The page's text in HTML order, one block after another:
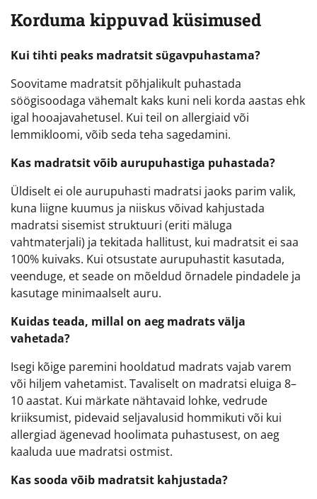
Korduma kippuvad küsimused
Kui tihti peaks madratsit sügavpuhastama?
Soovitame madratsit põhjalikult puhastada
söögisoodaga vähemalt kaks kuni neli korda aastas ehk
igal hooajavahetusel. Kui teil on allergiaid või
lemmikloomi, võib seda teha sagedamini.
Kas madratsit võib aurupuhastiga puhastada?
Üldiselt ei ole aurupuhasti madratsi jaoks parim valik,
kuna liigne kuumus ja niiskus võivad kahjustada
madratsi sisemist struktuuri (eriti mäluga
vahtmaterjali) ja tekitada hallitust, kui madratsit ei saa
100% kuivaks. Kui otsustate aurupuhastit kasutada,
veenduge, et seade on mõeldud õrnadele pindadele ja
kasutage minimaalselt auru.
Kuidas teada, millal on aeg madrats välja
vahetada?
Isegi kõige paremini hooldatud madrats vajab varem
või hiljem vahetamist. Tavaliselt on madratsi eluiga 8–
10 aastat. Kui märkate nähtavaid lohke, vedrude
kriiksumist, pidevaid seljavalusid hommikuti või kui
allergiad ägenevad hoolimata puhastusest, on aeg
kaaluda uue madratsi ostmist.
Kas sooda võib madratsit kahjustada?